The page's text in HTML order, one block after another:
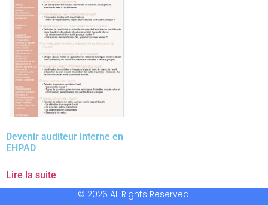
Devenir auditeur interne en
EHPAD
Lire la suite
© 2026 All Rights Reserved.